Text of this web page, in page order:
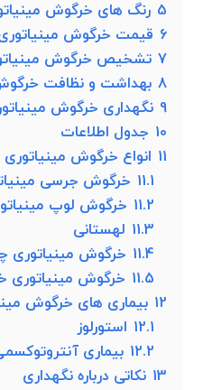
5 رنگ های خرگوش
6 قیمت خرگوش
7 تشخیص خرگوش
8 بهداشت و نظافت
9 نگهداری خرگوش
10 جدول اطلاعات
11 انواع خرگوش مینیاتوری
11.1 خرگوش جرسی
11.2 خرگوش لوپ
11.3 لهستانی
11.4 خرگوش
11.5 خرگوش مینیاتوری
12 بیماری های خرگوش
12.1 استورلوز
12.2 بیماری
13 نکاتی درباره نگهداری